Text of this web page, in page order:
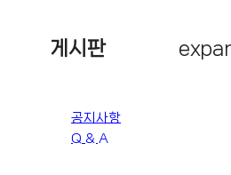
게시판
공지사항
Q & A